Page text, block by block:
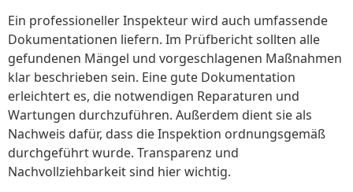
Ein professioneller Inspekteur wird auch umfassende
Dokumentationen liefern. Im Prüfbericht sollten alle
gefundenen Mängel und vorgeschlagenen Maßnahmen
klar beschrieben sein. Eine gute Dokumentation
erleichtert es, die notwendigen Reparaturen und
Wartungen durchzuführen. Außerdem dient sie als
Nachweis dafür, dass die Inspektion ordnungsgemäß
durchgeführt wurde. Transparenz und
Nachvollziehbarkeit sind hier wichtig.